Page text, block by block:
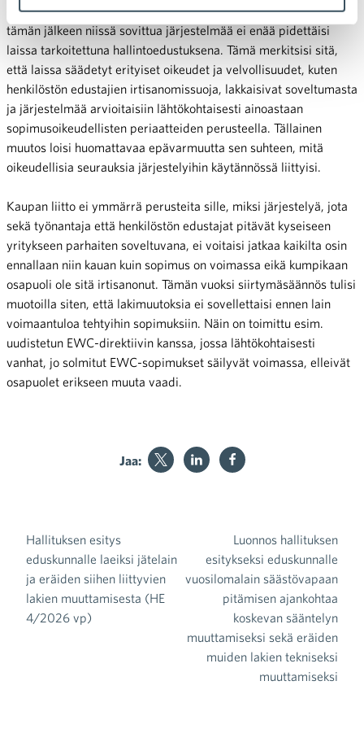
entiseen tapaan vain 30.12.2027 saakka. Ehdotuksen mukaan
tämän jälkeen niissä sovittua järjestelmää ei enää pidettäisi
laissa tarkoitettuna hallintoedustuksena. Tämä merkitsisi sitä,
että laissa säädetyt erityiset oikeudet ja velvollisuudet, kuten
henkilöstön edustajien irtisanomissuoja, lakkaisivat soveltumasta
ja järjestelmää arvioitaisiin lähtökohtaisesti ainoastaan
sopimusoikeudellisten periaatteiden perusteella. Tällainen
muutos loisi huomattavaa epävarmuutta sen suhteen, mitä
oikeudellisia seurauksia järjestelyihin käytännössä liittyisi.
Kaupan liitto ei ymmärrä perusteita sille, miksi järjestelyä, jota
sekä työnantaja että henkilöstön edustajat pitävät kyseiseen
yritykseen parhaiten soveltuvana, ei voitaisi jatkaa kaikilta osin
ennallaan niin kauan kuin sopimus on voimassa eikä kumpikaan
osapuoli ole sitä irtisanonut. Tämän vuoksi siirtymäsäännös tulisi
muotoilla siten, että lakimuutoksia ei sovellettaisi ennen lain
voimaantuloa tehtyihin sopimuksiin. Näin on toimittu esim.
uudistetun EWC-direktiivin kanssa, jossa lähtökohtaisesti
vanhat, jo solmitut EWC-sopimukset säilyvät voimassa, elleivät
osapuolet erikseen muuta vaadi.
Jaa:
Artikkelien selaus
Hallituksen esitys
eduskunnalle laeiksi jätelain
ja eräiden siihen liittyvien
lakien muuttamisesta (HE
4/2026 vp)
Luonnos hallituksen
esitykseksi eduskunnalle
vuosilomalain säästövapaan
pitämisen ajankohtaa
koskevan sääntelyn
muuttamiseksi sekä eräiden
muiden lakien tekniseksi
muuttamiseksi